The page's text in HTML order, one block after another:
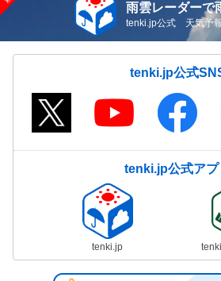
雨雲レーダーで
tenki.jp公式 天気予
tenki.jp公式
tenki.jp公式アプ
tenki.jp